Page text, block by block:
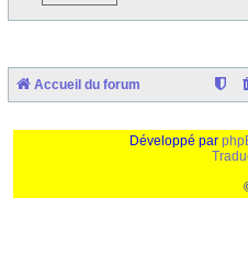
Accueil du forum
Développé par